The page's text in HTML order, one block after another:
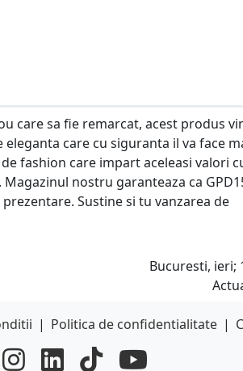
care sa fie remarcat, acest produs
care cu siguranta il va face
fashion care impart aceleasi valori
nostru garanteaza ca
Sustine si tu vanzarea de
Bucuresti, ieri;
| Politica de confidentialitate |